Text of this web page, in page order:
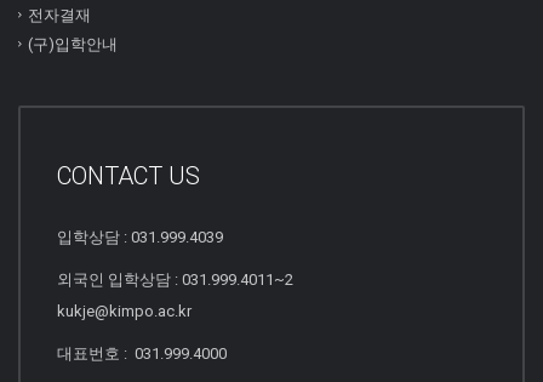
전자결재
(구)입학안내
CONTACT US
입학상담 : 031.999.4039
외국인 입학상담 : 031.999.4011~2
kukje@kimpo.ac.kr
대표번호 : 031.999.4000